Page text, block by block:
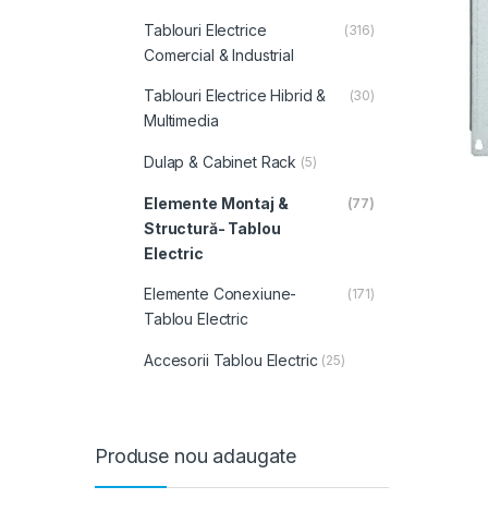
Tablouri Electrice
Comercial & Industrial
(316)
Tablouri Electrice Hibrid &
Multimedia
(30)
Dulap & Cabinet Rack (5)
Elemente Montaj &
Structură- Tablou
Electric
(77)
Elemente Conexiune-
Tablou Electric
(171)
Accesorii Tablou Electric (25)
Produse nou adaugate